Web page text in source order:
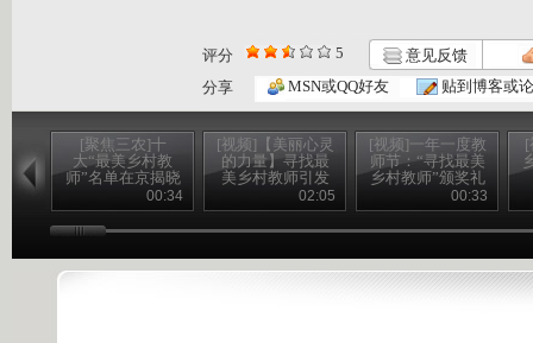
评分 5
意见反馈
分享
MSN或QQ好友 贴到博客或
[聚焦三农]十
大“最美乡村教
师”名单在京揭晓
(20120910)00:34
[视频]【美丽心灵
的力量】寻找最
美乡村教师引发
强烈社会反响
02:05
[视频]一年一度教
师节：“寻找最美
乡村教师”颁奖礼
00:33
[